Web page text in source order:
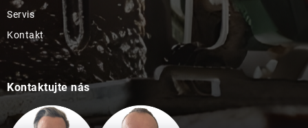
Servis
Kontakt
Kontaktujte nás